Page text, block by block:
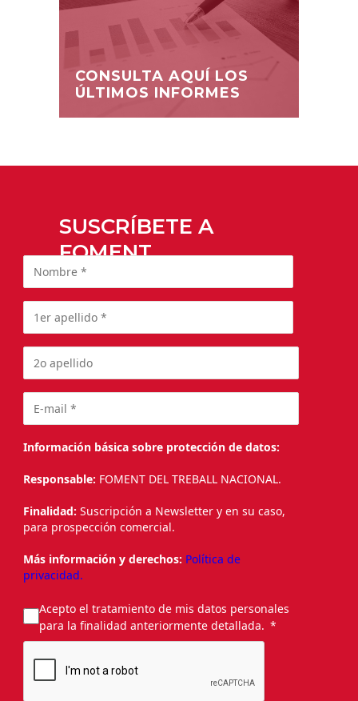
CONSULTA AQUÍ LOS
ÚLTIMOS INFORMES
SUSCRÍBETE A
FOMENT
Información básica sobre protección de datos:
Responsable: FOMENT DEL TREBALL NACIONAL.
Finalidad: Suscripción a Newsletter y en su caso,
para prospección comercial.
Más información y derechos: Política de
privacidad.
Acepto el tratamiento de mis datos personales
para la finalidad anteriormente detallada.